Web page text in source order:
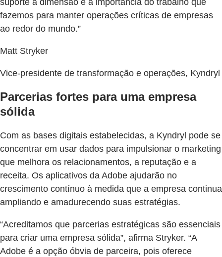
fazemos para manter operações críticas de empresas
ao redor do mundo.”
Matt Stryker
Vice-presidente de transformação e operações, Kyndryl
Parcerias fortes para uma empresa
sólida
Com as bases digitais estabelecidas, a Kyndryl pode se
concentrar em usar dados para impulsionar o marketing
que melhora os relacionamentos, a reputação e a
receita. Os aplicativos da Adobe ajudarão no
crescimento contínuo à medida que a empresa continua
ampliando e amadurecendo suas estratégias.
“Acreditamos que parcerias estratégicas são essenciais
para criar uma empresa sólida”, afirma Stryker. “A
Adobe é a opção óbvia de parceira, pois oferece